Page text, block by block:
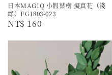
日本MAGIQ 小假葉樹 擬真花（淺
綠）FG1803-023
Regular
NT$ 160